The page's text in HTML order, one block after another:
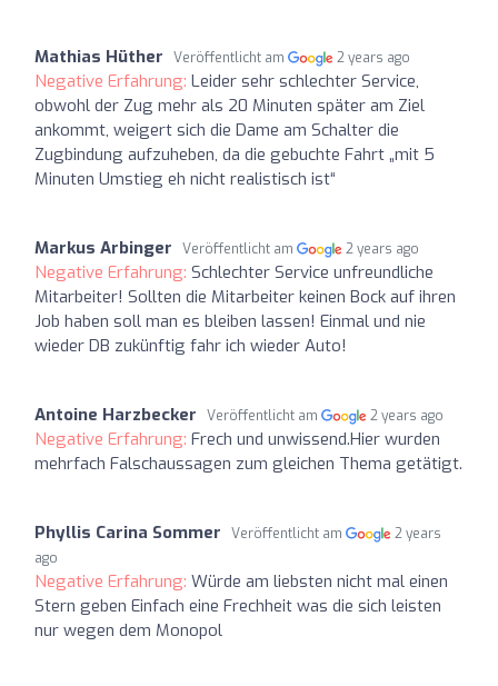
Mathias Hüther Veröffentlicht am 2 years ago
Negative Erfahrung: Leider sehr schlechter Service,
obwohl der Zug mehr als 20 Minuten später am Ziel
ankommt, weigert sich die Dame am Schalter die
Zugbindung aufzuheben, da die gebuchte Fahrt „mit 5
Minuten Umstieg eh nicht realistisch ist“
Markus Arbinger Veröffentlicht am 2 years ago
Negative Erfahrung: Schlechter Service unfreundliche
Mitarbeiter! Sollten die Mitarbeiter keinen Bock auf ihren
Job haben soll man es bleiben lassen! Einmal und nie
wieder DB zukünftig fahr ich wieder Auto!
Antoine Harzbecker Veröffentlicht am 2 years ago
Negative Erfahrung: Frech und unwissend.Hier wurden
mehrfach Falschaussagen zum gleichen Thema getätigt.
Phyllis Carina Sommer Veröffentlicht am
2 years
ago
Negative Erfahrung: Würde am liebsten nicht mal einen
Stern geben Einfach eine Frechheit was die sich leisten
nur wegen dem Monopol